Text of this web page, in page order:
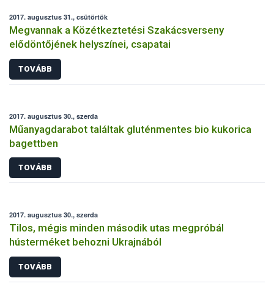
2017. augusztus 31., csütörtök
Megvannak a Közétkeztetési Szakácsverseny
elődöntőjének helyszínei, csapatai
TOVÁBB
2017. augusztus 30., szerda
Műanyagdarabot találtak gluténmentes bio kukorica
bagettben
TOVÁBB
2017. augusztus 30., szerda
Tilos, mégis minden második utas megpróbál
hústerméket behozni Ukrajnából
TOVÁBB